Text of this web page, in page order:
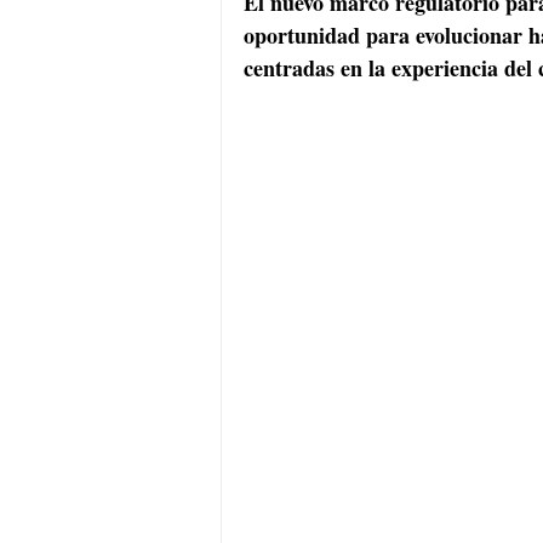
oportunidad para evolucionar
centradas en la experiencia del